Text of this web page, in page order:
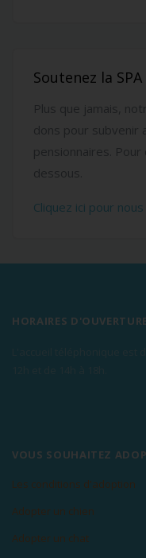
Soutenez la SPA
Plus que jamais,
dons pour subvenir
pensionnaires. Pour
dessous.
Cliquez ici pour
HORAIRES D'OUVERTURE
VOUS SOUHAITEZ
Les conditions d'adoption
Adopter un chien
Adopter un chat